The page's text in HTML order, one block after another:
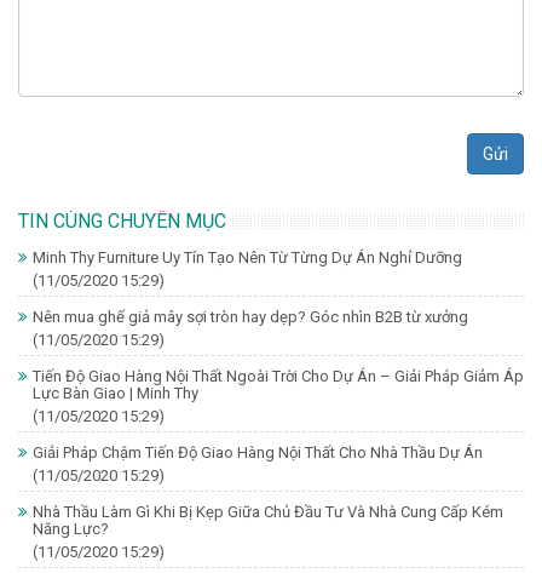
Gửi
TIN CÙNG CHUYÊN MỤC
Minh Thy Furniture Uy Tín Tạo Nên Từ Từng Dự Án Nghỉ Dưỡng
(11/05/2020 15:29)
Nên mua ghế giả mây sợi tròn hay dẹp? Góc nhìn B2B từ xưởng
(11/05/2020 15:29)
Tiến Độ Giao Hàng Nội Thất Ngoài Trời Cho Dự Án – Giải Pháp Giảm Áp
Lực Bàn Giao | Minh Thy
(11/05/2020 15:29)
Giải Pháp Chậm Tiến Độ Giao Hàng Nội Thất Cho Nhà Thầu Dự Án
(11/05/2020 15:29)
Nhà Thầu Làm Gì Khi Bị Kẹp Giữa Chủ Đầu Tư Và Nhà Cung Cấp Kém
Năng Lực?
(11/05/2020 15:29)